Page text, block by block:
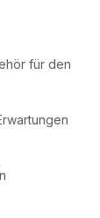
für den